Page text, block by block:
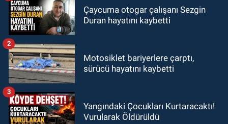
Çaycuma otogar çalışanı Sezgin
Duran hayatını kaybetti
Motosiklet bariyerlere çarptı,
sürücü hayatını kaybetti
2
Yangındaki Çocukları Kurtaracaktı!
Vurularak Öldürüldü
3